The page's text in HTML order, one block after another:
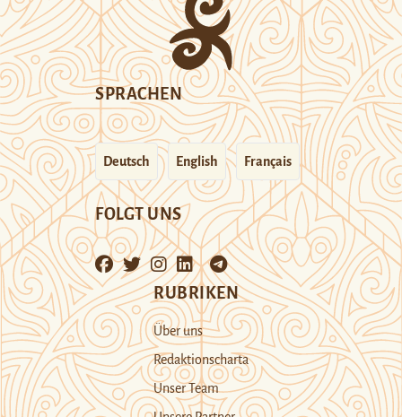
SPRACHEN
Deutsch English Français
FOLGT UNS
RUBRIKEN
Über uns
Redaktionscharta
Unser Team